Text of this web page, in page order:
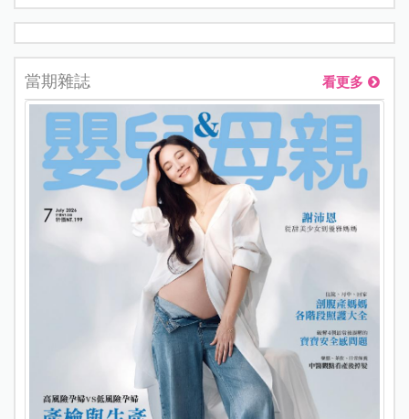
當期雜誌 看更多